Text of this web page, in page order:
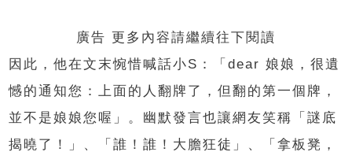
廣告 更多內容請繼續往下閱讀
因此，他在文末惋惜喊話小S：「dear 娘娘，很遺
憾的通知您：上面的人翻牌了，但翻的第一個牌，
並不是娘娘您喔」。幽默發言也讓網友笑稱「謎底
揭曉了！」、「誰！誰！大膽狂徒」、「拿板凳，